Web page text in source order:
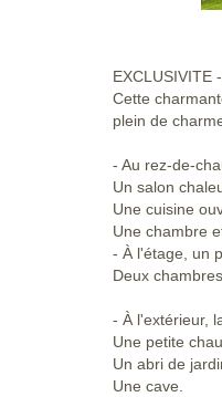
EXCLUSIVITE
Cette
plein de
- Au rez-de-
Un salon
Une cuisine
Une chambre
- À l'étage, un
Deux
- À l'extérieur,
Une petite
Un abri de
Une cave.